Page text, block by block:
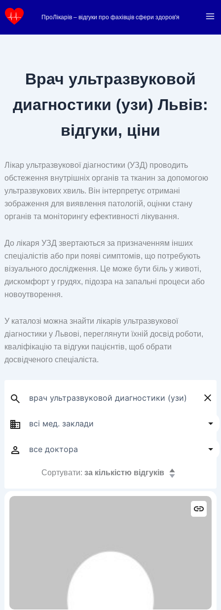
до
ПроЛікарів – відгуки про фахівців сфери здоров'я
Врач ультразвуковой
диагностики (узи) Львів:
відгуки, ціни
Лікар ультразвукової діагностики (УЗД) проводить
обстеження внутрішніх органів та тканин за допомогою
ультразвукових хвиль. Він інтерпретує отримані
зображення для виявлення патологій, оцінки стану
органів та моніторингу ефективності лікування.
До лікаря УЗД звертаються за призначенням інших
спеціалістів або при появі симптомів, що потребують
візуального дослідження. Це може бути біль у животі,
дискомфорт у грудях, підозра на запальні процеси або
новоутворення.
У каталозі можна знайти лікарів ультразвукової
діагностики у Львові, переглянути їхній досвід роботи,
кваліфікацію та відгуки пацієнтів, щоб обрати
досвідченого спеціаліста.
Сортувати: за кількістю відгуків